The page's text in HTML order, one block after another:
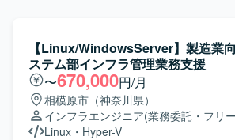
【Linux/WindowsServer】製造業
ステム部インフラ管理業務支援
〜670,000円/月
相模原市（神奈川県）
インフラエンジニア(業務委託・フリ
Linux ・ Hyper-V